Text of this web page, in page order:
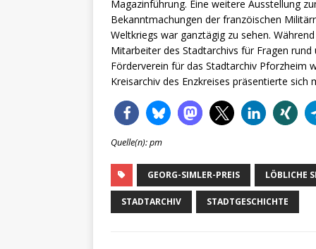
Magazinführung. Eine weitere Ausstellung
Bekanntmachungen der franzöischen
Weltkriegs war ganztägig zu sehen.
Mitarbeiter des Stadtarchivs für Fragen
Förderverein für das Stadtarchiv Pforzheim
Kreisarchiv des Enzkreises präsentierte
Quelle(n): pm
GEORG-SIMLER-PREIS LÖBLICHE
STADTARCHIV STADTGESCHICHTE